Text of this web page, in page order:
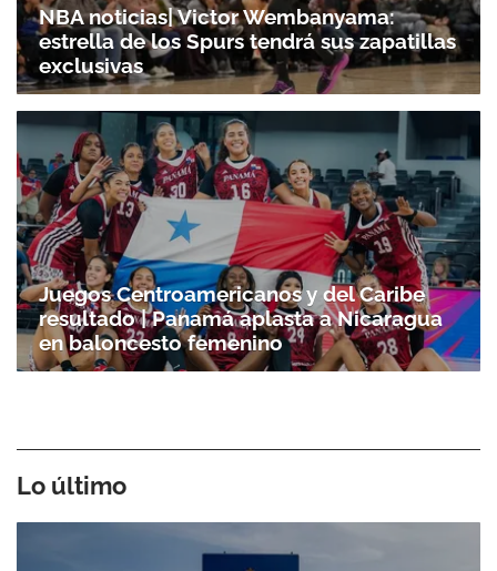
NBA noticias| Victor Wembanyama:
estrella de los Spurs tendrá sus zapatillas
exclusivas
Juegos Centroamericanos y del Caribe
resultado | Panamá aplasta a Nicaragua
en baloncesto femenino
Lo último